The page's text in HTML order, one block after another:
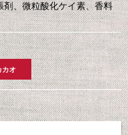
剤、微粒酸化ケイ素、香料
カオ